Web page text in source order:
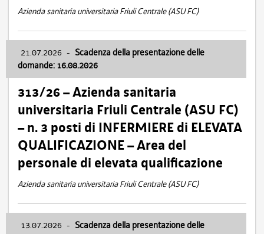
Azienda sanitaria universitaria Friuli Centrale (ASU FC)
21.07.2026 - Scadenza della presentazione delle
domande: 16.08.2026
313/26 – Azienda sanitaria
universitaria Friuli Centrale (ASU FC)
– n. 3 posti di INFERMIERE di ELEVATA
QUALIFICAZIONE – Area del
personale di elevata qualificazione
Azienda sanitaria universitaria Friuli Centrale (ASU FC)
13.07.2026 - Scadenza della presentazione delle